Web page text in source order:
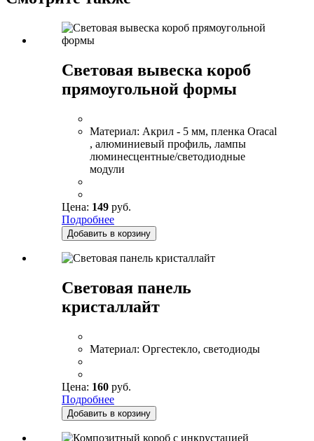
Световая вывеска короб
прямоугольной формы
Материал: Акрил - 5 мм, пленка Oracal
, алюминиевый профиль, лампы
люминесцентные/светодиодные
модули
Цена: 149 руб.
Подробнее
Добавить в корзину
Световая панель
кристаллайт
Материал: Оргестекло, светодиоды
Цена: 160 руб.
Подробнее
Добавить в корзину